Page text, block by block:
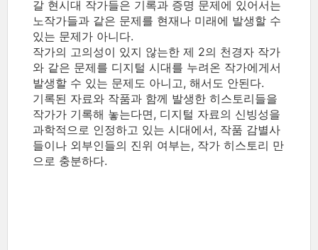
갈 현시대 작가들은 기록과 증명 문제에 있어서는
노작가들과 같은 문제를 현재나 미래에 발생할 수
있는 문제가 아니다.
작가의 고의성이 있지 않는한 제 2의 천경자 작가
와 같은 문제를 디지털 시대를 누려온 작가에게서
발생할 수 있는 문제도 아니고, 해서도 안된다.
기록된 자료와 작품과 함께 발생한 히스토리들을
작가가 기록해 놓는다면, 디지털 자료의 신빙성을
과학적으로 인정하고 있는 시대에서, 작품 감별사
들이나 외부인들의 진위 여부는, 작가 히스토리 만
으로 충분하다.